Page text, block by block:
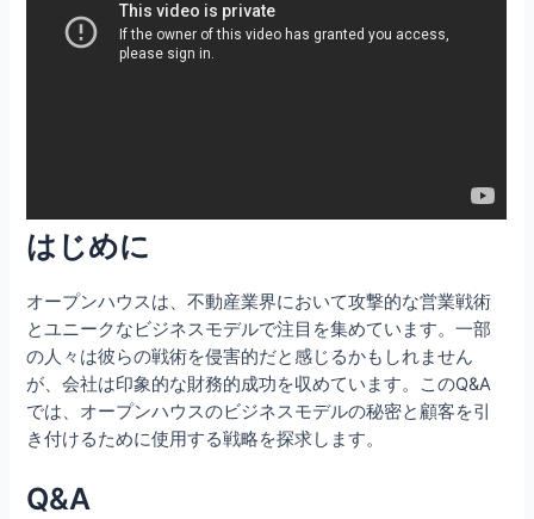
はじめに
オープンハウスは、不動産業界において攻撃的な営業戦術
とユニークなビジネスモデルで注目を集めています。一部
の人々は彼らの戦術を侵害的だと感じるかもしれません
が、会社は印象的な財務的成功を収めています。このQ&A
では、オープンハウスのビジネスモデルの秘密と顧客を引
き付けるために使用する戦略を探求します。
Q&A